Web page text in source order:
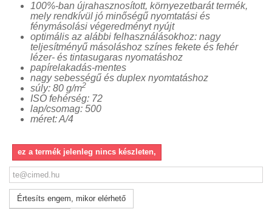
100%-ban újrahasznosított, környezetbarát termék,
mely rendkívül jó minőségű nyomtatási és
fénymásolási végeredményt nyújt
optimális az alábbi felhasználásokhoz: nagy
teljesítményű másoláshoz színes fekete és fehér
lézer- és tintasugaras nyomatáshoz
papírelakadás-mentes
nagy sebességű és duplex nyomtatáshoz
súly: 80 g/m2
ISO fehérség: 72
lap/csomag: 500
méret: A/4
ez a termék jelenleg nincs készleten,
Értesíts engem, mikor elérhető